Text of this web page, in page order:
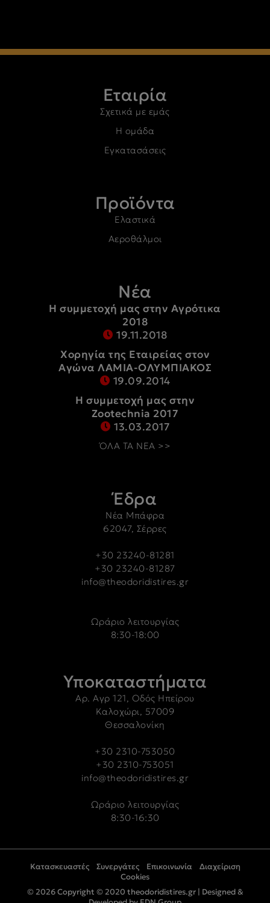
Εταιρία
Σχετικά με εμάς
Η ομάδα
Εγκατασάσεις
Προϊόντα
Ελαστικά
Αεροθάλμοι
Νέα
Η συμμετοχή μας στην Αγρότικα
2018
19.11.2018
Χορηγία της Εταιρείας στον
Αγώνα ΛΑΜΙΑ-ΟΛΥΜΠΙΑΚΟΣ
19.09.2014
Η συμμετοχή μας στην
Zootechnia 2017
13.03.2017
ΌΛΑ ΤΑ ΝΕΑ >>
Έδρα
Νέα Μπάφρα
62047, Σέρρες
+30 23240-81281
+30 23240-81287
info@theodoridistires.gr
Ωράριο λειτουργίας
8:30-18:00
Υποκαταστήματα
Αρ. Αγρ 121, Οδός Ηπείρου
Καλοχώρι, 57009
Θεσσαλονίκη
+30 2310-753050
+30 2310-753051
info@theodoridistires.gr
Ωράριο λειτουργίας
8:30-16:30
Κατασκευαστές Συνεργάτες Επικοινωνία
Διαχείριση
Cookies
© 2026 Copyright © 2020 theodoridistires.gr | Designed &